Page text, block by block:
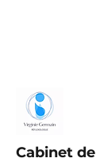
Cabinet de